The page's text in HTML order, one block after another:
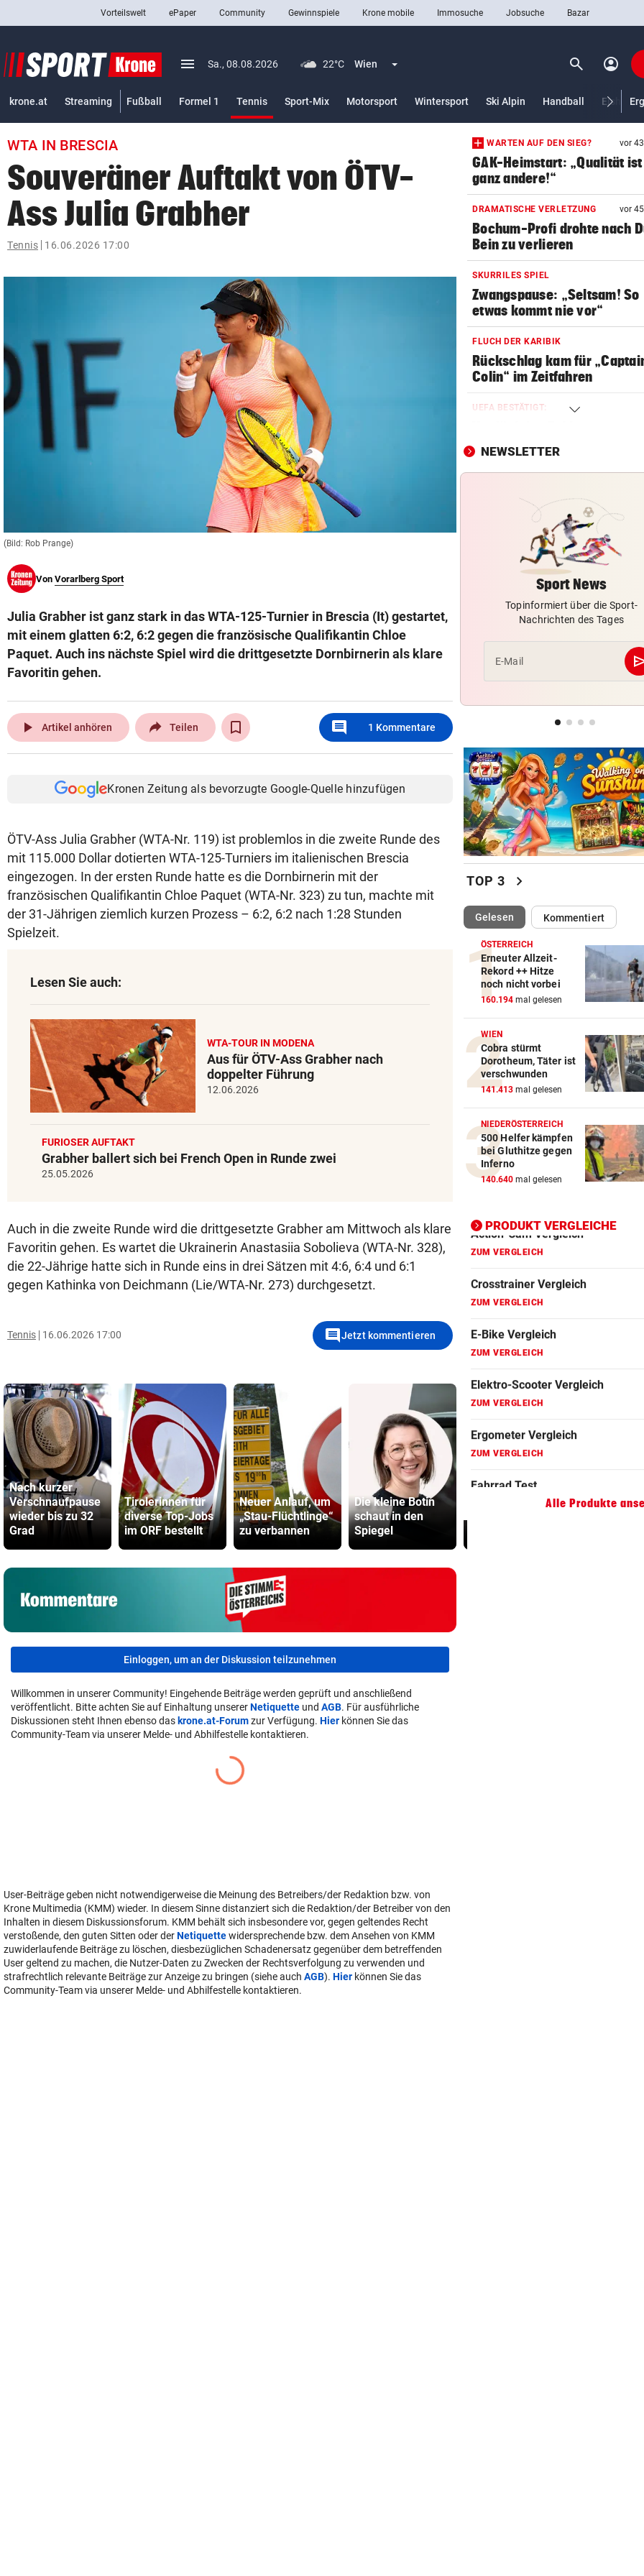
closeSchließen
Abonnieren
arrow_right
pin_drop
bookmark
search
Suchbegriff
Muthgasse 2, 1190 Wien
Vorteilswelt ePaper Community Gewinnspiele Krone mobile Immosuche Jobsuche Bazar
menu Menü aufklappen
Sa., 08.08.2026 22°C Wien Menü aufklappen search Suchen
account_circle
krone.at Streaming Fußball Formel 1 Tennis
Sport-Mix
Motorsport Wintersport Ski Alpin Handball
WTA IN BRESCIA
Souveräner Auftakt von ÖTV-
Ass Julia Grabher
Tennis 16.06.2026 17:00
(Bild: Rob Prange)
Von Vorarlberg Sport
Julia Grabher ist ganz stark in das WTA-125-Turnier in Brescia (It) gestartet,
mit einem glatten 6:2, 6:2 gegen die französische Qualifikantin Chloe
Paquet. Auch ins nächste Spiel wird die drittgesetzte Dornbirnerin als klare
Favoritin gehen.
play_arrow Artikel anhören Teilen comment 1 Kommentare
Kronen Zeitung als bevorzugte Google-Quelle hinzufügen
ÖTV-Ass Julia Grabher (WTA-Nr. 119) ist problemlos in die zweite Runde des
mit 115.000 Dollar dotierten WTA-125-Turniers im italienischen Brescia
eingezogen. In der ersten Runde hatte es die Dornbirnerin mit der
französischen Qualifikantin Chloe Paquet (WTA-Nr. 323) zu tun, machte mit
der 31-Jährigen ziemlich kurzen Prozess – 6:2, 6:2 nach 1:28 Stunden
Spielzeit.
Lesen Sie auch:
WTA-TOUR IN MODENA
Aus für ÖTV-Ass Grabher nach
doppelter Führung
12.06.2026
FURIOSER AUFTAKT
Grabher ballert sich bei French Open in Runde zwei
25.05.2026
Auch in die zweite Runde wird die drittgesetzte Grabher am Mittwoch als klare
Favoritin gehen. Es wartet die Ukrainerin Anastasiia Sobolieva (WTA-Nr. 328),
die 22-Jährige hatte sich in Runde eins in drei Sätzen mit 4:6, 6:4 und 6:1
gegen Kathinka von Deichmann (Lie/WTA-Nr. 273) durchgesetzt.
Tennis 16.06.2026 17:00 commentJetzt kommentieren
Nach kurzer
Verschnaufpause
wieder bis zu 32
Grad
Tirolerinnen für
diverse Top-Jobs
im ORF bestellt
Neuer Anlauf, um
„Stau-Flüchtlinge“
zu verbannen
Die kleine Botin
schaut in den
Spiegel
MotoGP:
Sprintrennen in
Einloggen, um an der Diskussion teilzunehmen
Willkommen in unserer Community! Eingehende Beiträge werden geprüft und anschließend
veröffentlicht. Bitte achten Sie auf Einhaltung unsererNetiquette und AGB. Für ausführliche
Diskussionen steht Ihnen ebenso das krone.at-Forumzur Verfügung. Hier können Sie das
Community-Team via unserer Melde- und Abhilfestelle kontaktieren.
User-Beiträge geben nicht notwendigerweise die Meinung des Betreibers/der Redaktion bzw. von
Krone Multimedia (KMM) wieder. In diesem Sinne distanziert sich die Redaktion/der Betreiber von den
Inhalten in diesem Diskussionsforum. KMM behält sich insbesondere vor, gegen geltendes Recht
verstoßende, den guten Sitten oder derNetiquettewidersprechende bzw. dem Ansehen von KMM
zuwiderlaufende Beiträge zu löschen, diesbezüglichen Schadenersatz gegenüber dem betreffenden
User geltend zu machen, die Nutzer-Daten zu Zwecken der Rechtsverfolgung zu verwenden und
strafrechtlich relevante Beiträge zur Anzeige zu bringen (siehe auch AGB). Hier können Sie das
Community-Team via unserer Melde- und Abhilfestelle kontaktieren.
WARTEN AUF DEN SIEG? vor
GAK-Heimstart: „Qualität
ganz andere!“
DRAMATISCHE VERLETZUNG vor
Bochum-Profi drohte nach
Bein zu verlieren
SKURRILES SPIEL
Zwangspause: „Seltsam! So
etwas kommt nie vor“
FLUCH DER KARIBIK
Rückschlag kam für
Colin“ im Zeitfahren
UEFA BESTÄTIGT:
Infantino-Mitarbeiterin
POSSE UM ÖFB-CAMPUS
der MA 7 scheitert
UMBAU IM STADION
Druck kennt die SV Ried
einzig vom Klo
TROTZDEM STARK BEI EM
Beim Spazieren am Kopf
„War echt blöd“
alles gegeben!“
Wienerin stieß vor 100
Rekord für Ewigkeit
NEWSLETTER
Sport News
Topinformiert über die Sport-
Nachrichten des Tages
E-Mail
TOP 3 chevron_right
Gelesen(ausgewählt)Kommentiert
ÖSTERREICH
Erneuter Allzeit-
Rekord ++ Hitze
noch nicht vorbei
160.194 mal gelesen
WIEN
Cobra stürmt
Dorotheum, Täter ist
verschwunden
141.413 mal gelesen
NIEDERÖSTERREICH
500 Helfer kämpfen
bei Gluthitze gegen
Inferno
140.640 mal gelesen
PRODUKT VERGLEICHE
Action-Cam Vergleich
ZUM VERGLEICH
Crosstrainer Vergleich
ZUM VERGLEICH
ZUM VERGLEICH
Elektro-Scooter Vergleich
ZUM VERGLEICH
ZUM VERGLEICH
Fahrrad Test
Fahrradanhänger Vergleich
Faszienrolle Vergleich
Hoverboard Vergleich
Kinderfahrrad Vergleich
Alle Produkte